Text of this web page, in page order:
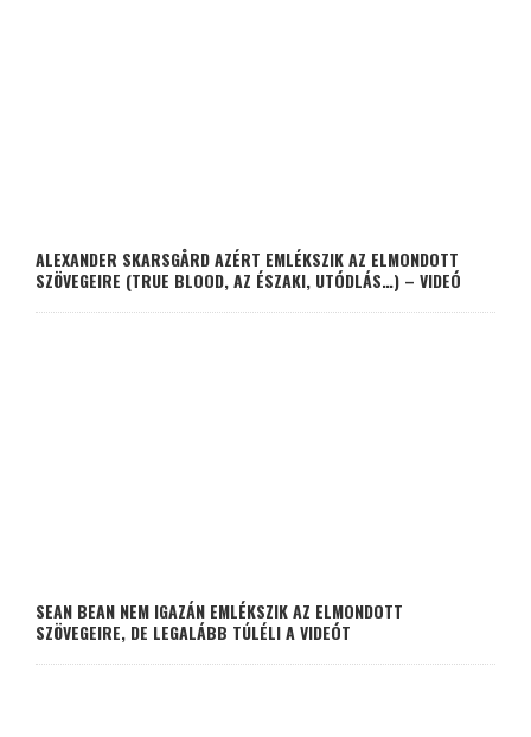
ALEXANDER SKARSGÅRD AZÉRT EMLÉKSZIK AZ ELMONDOTT
SZÖVEGEIRE (TRUE BLOOD, AZ ÉSZAKI, UTÓDLÁS…) – VIDEÓ
SEAN BEAN NEM IGAZÁN EMLÉKSZIK AZ ELMONDOTT
SZÖVEGEIRE, DE LEGALÁBB TÚLÉLI A VIDEÓT